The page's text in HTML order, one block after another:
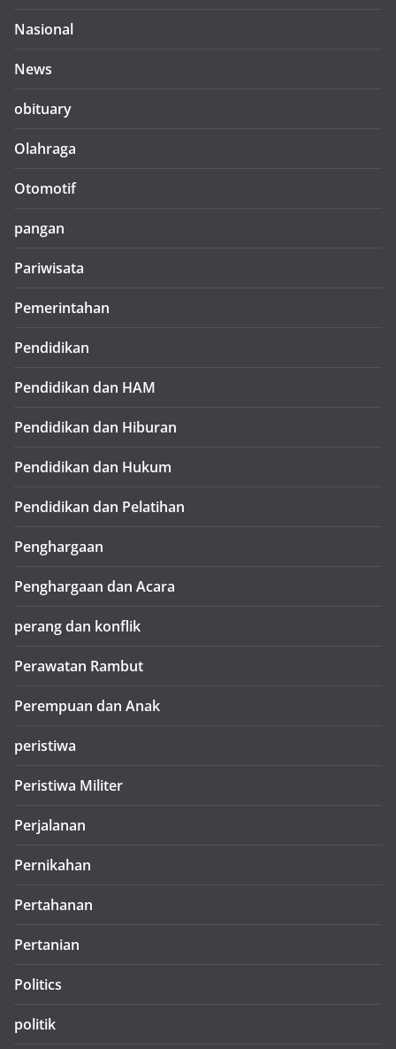
Nasional
News
obituary
Olahraga
Otomotif
pangan
Pariwisata
Pemerintahan
Pendidikan
Pendidikan dan HAM
Pendidikan dan Hiburan
Pendidikan dan Hukum
Pendidikan dan Pelatihan
Penghargaan
Penghargaan dan Acara
perang dan konflik
Perawatan Rambut
Perempuan dan Anak
peristiwa
Peristiwa Militer
Perjalanan
Pernikahan
Pertahanan
Pertanian
Politics
politik